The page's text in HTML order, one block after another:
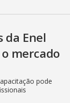
da Enel
mercado
pode